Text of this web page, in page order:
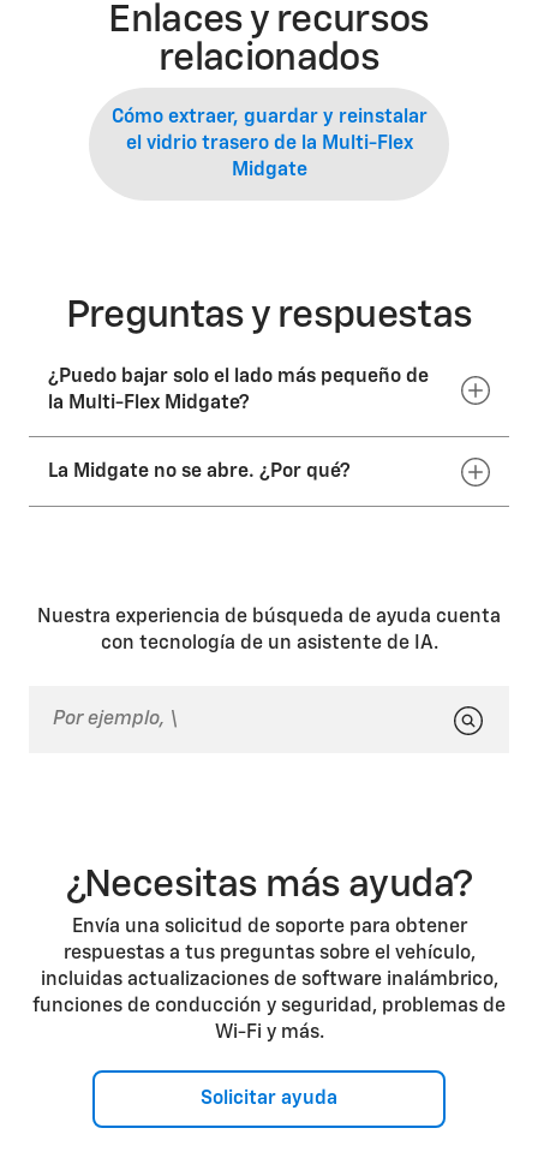
Enlaces y recursos
relacionados
Cómo extraer, guardar y reinstalar
el vidrio trasero de la Multi-Flex
Midgate
Preguntas y respuestas
¿Puedo bajar solo el lado más pequeño de
la Multi-Flex Midgate?
Puedes bajar el lado más grande de las puertas
La Midgate no se abre. ¿Por qué?
botones de liberación de la Midgate. Además,
asegúrate de que los anclajes de ambas puertas (las
puertas de paso de tamaño 60 y 40 de la Midgate) y
extraído. Si cualquiera de los anclajes de la Midgate
Nuestra experiencia de búsqueda de ayuda cuenta
con tecnología de un asistente de IA.
¿Necesitas más ayuda?
Envía una solicitud de soporte para obtener
respuestas a tus preguntas sobre el vehículo,
incluidas actualizaciones de software inalámbrico,
funciones de conducción y seguridad, problemas de
Wi-Fi y más.
Solicitar ayuda